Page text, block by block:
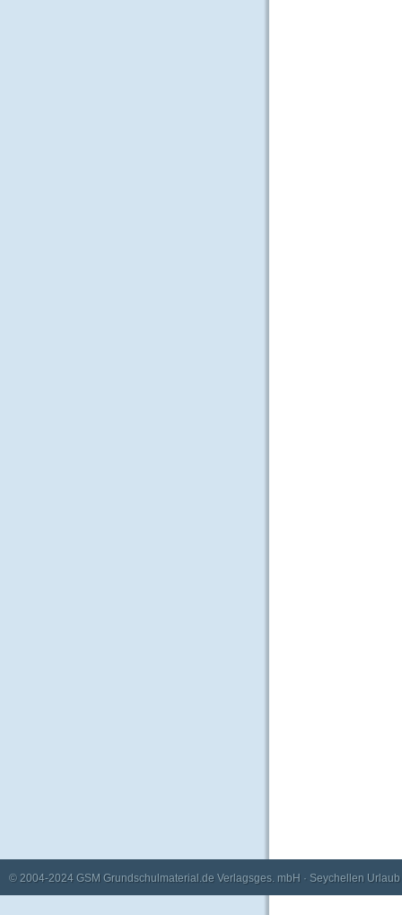
© 2004-2024 GSM Grundschulmaterial.de Verlagsges. mbH · Seychellen Urlaub